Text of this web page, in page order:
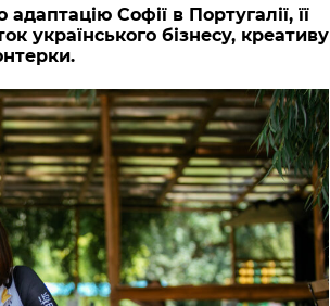
Софії в Португалії, її
українського бізнесу, креативу